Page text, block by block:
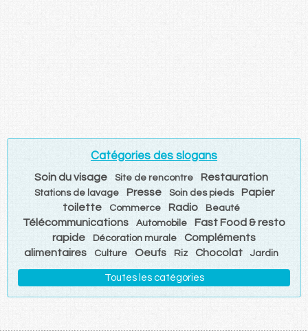
Catégories des slogans
Soin du visage Site de rencontre Restauration
Stations de lavage Presse Soin des pieds
Papier
toilette
Commerce Radio Beauté
Télécommunications Automobile
Fast Food & resto
rapide
Décoration murale
Compléments
alimentaires
Culture Oeufs Riz Chocolat Jardin
Toutes les catégories